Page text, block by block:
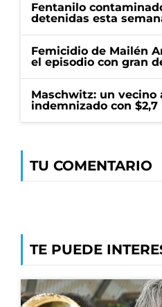
Fentanilo
detenidas esta
Femicidio de Mailén
el episodio con gran
Maschwitz: un vecino
indemnizado con
TU COMENTARIO
TE PUEDE